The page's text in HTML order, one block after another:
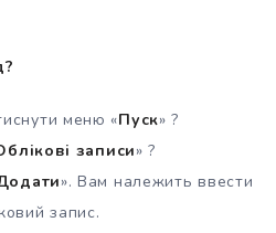
?
меню «Пуск» ?
записи» ?
». Вам належить ввести
запис.